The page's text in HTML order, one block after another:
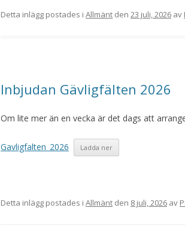
Detta inlägg postades i Allmänt den 23 juli, 2026 av
Inbjudan Gävligfälten 2026
Om lite mer än en vecka är det dags att
Gavligfalten_2026 Ladda ner
Detta inlägg postades i Allmänt den 8 juli, 2026 av